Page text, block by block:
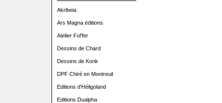
Akribeia
Ars Magna éditions
Atelier Fol'fer
Dessins de Chard
Dessins de Konk
DPF Chiré en Montreuil
Editions d'Héligoland
Editions Dualpha